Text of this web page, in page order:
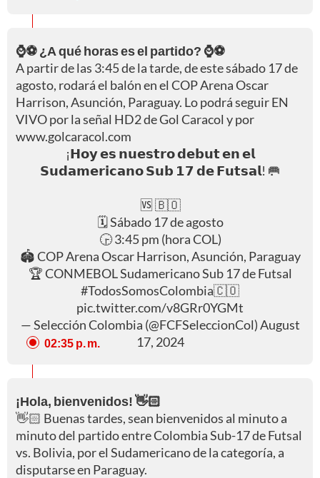
⌚⚽ ¿A qué horas es el partido? ⌚⚽
A partir de las 3:45 de la tarde, de este sábado 17 de
agosto, rodará el balón en el COP Arena Oscar
Harrison, Asunción, Paraguay. Lo podrá seguir EN
VIVO por la señal HD2 de Gol Caracol y por
www.golcaracol.com
¡𝗛𝗼𝘆 𝗲𝘀 𝗻𝘂𝗲𝘀𝘁𝗿𝗼 𝗱𝗲𝗯𝘂𝘁 𝗲𝗻 𝗲𝗹
𝗦𝘂𝗱𝗮𝗺𝗲𝗿𝗶𝗰𝗮𝗻𝗼 𝗦𝘂𝗯 𝟭𝟳 𝗱𝗲 𝗙𝘂𝘁𝘀𝗮𝗹! 🥅
🆚 🇧🇴
🗓 Sábado 17 de agosto
🕞 3:45 pm (hora COL)
🏟 COP Arena Oscar Harrison, Asunción, Paraguay
🏆 CONMEBOL Sudamericano Sub 17 de Futsal
#TodosSomosColombia🇨🇴
pic.twitter.com/v8GRr0YGMt
— Selección Colombia (@FCFSeleccionCol)August
17, 2024
02:35 p. m.
¡Hola, bienvenidos! 👋🏻
👋🏻 Buenas tardes, sean bienvenidos al minuto a
minuto del partido entre Colombia Sub-17 de Futsal
vs. Bolivia, por el Sudamericano de la categoría, a
disputarse en Paraguay.